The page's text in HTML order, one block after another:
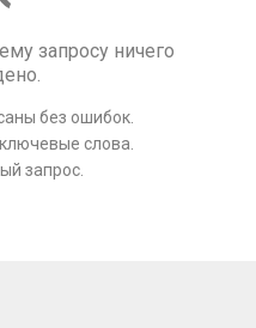
запросу ничего
без ошибок.
слова.
запрос.